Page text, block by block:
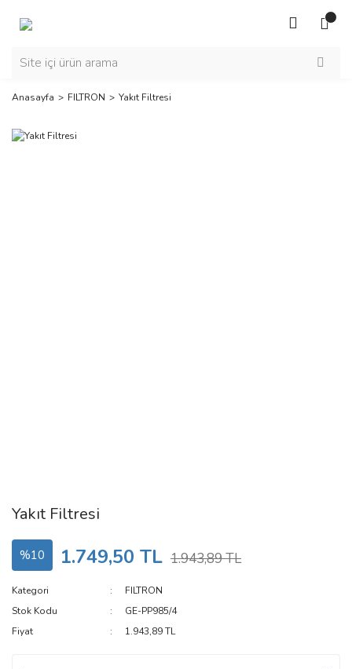
Anasayfa FILTRON Yakıt Filtresi
Yakıt Filtresi
%10 1.749,50 TL 1.943,89 TL
Kategori
FILTRON
Stok Kodu
GE-PP985/4
Fiyat
1.943,89 TL